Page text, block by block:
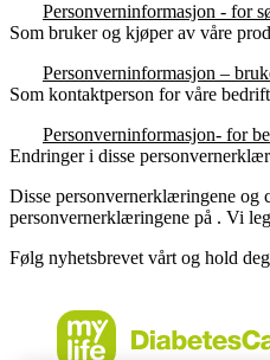
Personverninformasjon - for
Som bruker og kjøper av våre
Personverninformasjon –
Som kontaktperson for våre
Personverninformasjon- for
Endringer i disse
Disse personvernerklæringene og
personvernerklæringene på . Vi
Følg nyhetsbrevet vårt og hold